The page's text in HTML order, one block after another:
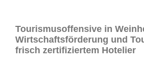
Tourismusoffensive in
Wirtschaftsförderung und
frisch zertifiziertem Hotelier